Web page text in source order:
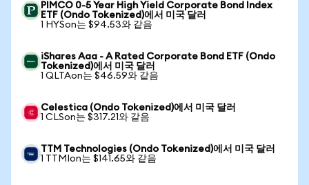
PIMCO 0-5 Year High Yield Corporate Bond Index
ETF (Ondo Tokenized)에서 미국 달러
1 HYSon는 $94.53와 같음
iShares Aaa - A Rated Corporate Bond ETF (Ondo
Tokenized)에서 미국 달러
1 QLTAon는 $46.59와 같음
Celestica (Ondo Tokenized)에서 미국 달러
1 CLSon는 $317.21와 같음
TTM Technologies (Ondo Tokenized)에서 미국 달러
1 TTMIon는 $141.65와 같음